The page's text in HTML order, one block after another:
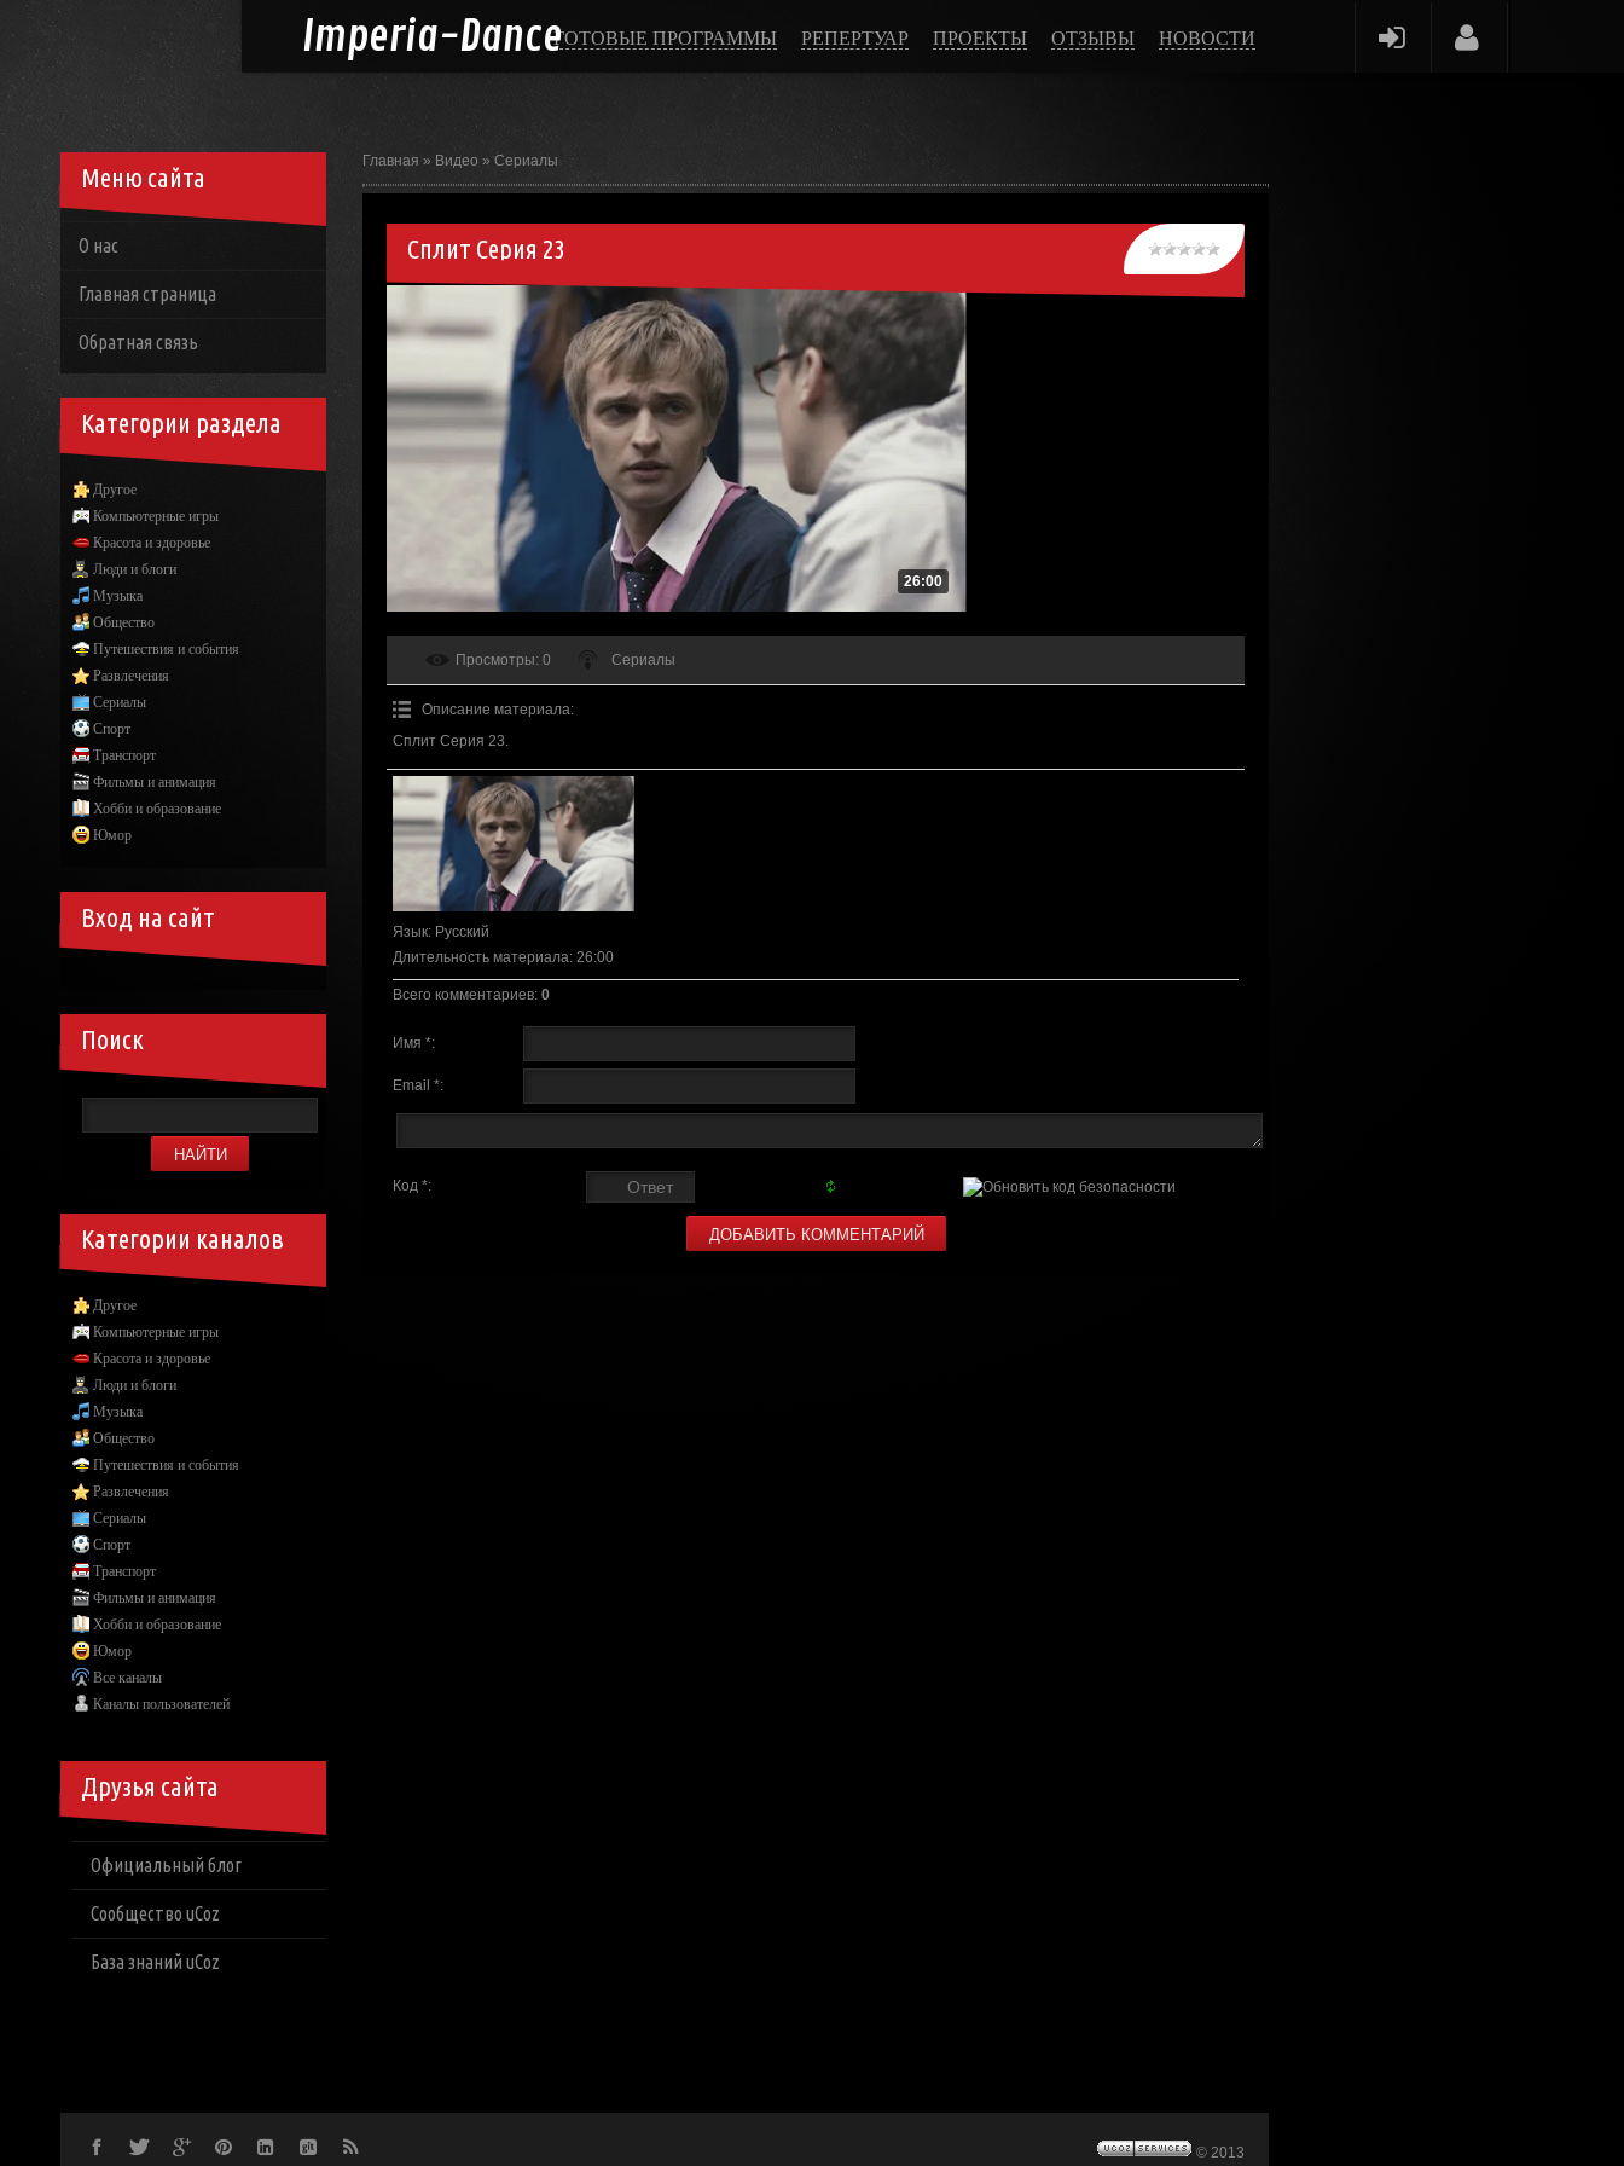
Imperia-DanceГОТОВЫЕ ПРОГРАММЫ РЕПЕРТУАР ПРОЕКТЫ ОТЗЫВЫ НОВОСТИ
Главная » Видео » Сериалы
Сплит Серия 23
26:00
Просмотры: 0 Сериалы
Описание материала:
Сплит Серия 23.
Язык: Русский
Длительность материала: 26:00
Всего комментариев: 0
Имя *:
Email *:
Код *:
Меню сайта
О нас
Главная страница
Обратная связь
Категории раздела
Другое
Компьютерные игры
Красота и здоровье
Люди и блоги
Музыка
Общество
Путешествия и события
Развлечения
Сериалы
Спорт
Транспорт
Фильмы и анимация
Хобби и образование
Юмор
Вход на сайт
Поиск
Категории каналов
Другое
Компьютерные игры
Красота и здоровье
Люди и блоги
Музыка
Общество
Путешествия и события
Развлечения
Сериалы
Спорт
Транспорт
Фильмы и анимация
Хобби и образование
Юмор
Все каналы
Каналы пользователей
Друзья сайта
Официальный блог
Сообщество uCoz
База знаний uCoz
© 2013